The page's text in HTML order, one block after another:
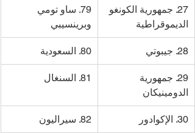
27. جمهورية الكونغو
الديموقراطية
79. ساو تومي
وبرينسيبي
28. جيبوتي 80. السعودية
29. جمهورية
الدومينيكان
81. السنغال
30. الإكوادور 82. سيراليون